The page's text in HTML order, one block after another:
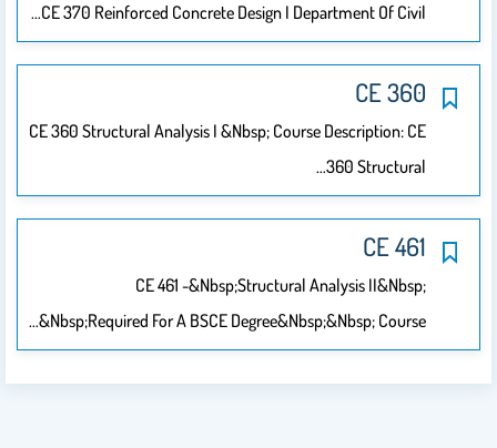
CE 370 Reinforced Concrete Design I Department Of Civil…
CE 360
CE 360 Structural Analysis I &nbsp; Course Description: CE
360 Structural…
CE 461
CE 461 -&nbsp;Structural Analysis II&nbsp;
&nbsp;Required For A BSCE Degree&nbsp;&nbsp; Course…